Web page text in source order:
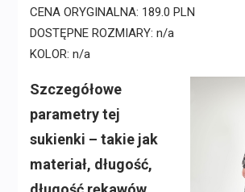
CENA ORYGINALNA: 189.0 PLN
DOSTĘPNE ROZMIARY: n/a
KOLOR: n/a
Szczegółowe
parametry tej
sukienki – takie jak
materiał, długość,